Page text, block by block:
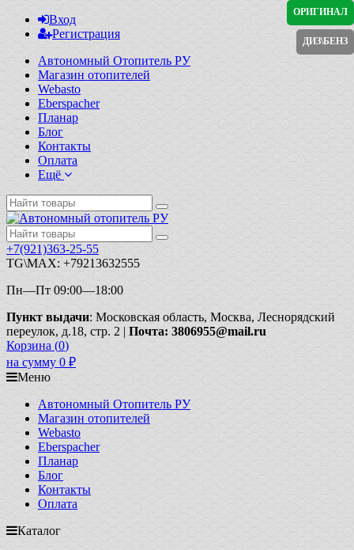
Вход
Регистрация
Автономный Отопитель РУ
Магазин отопителей
Webasto
Eberspacher
Планар
Блог
Контакты
Оплата
Ещё
+7(921)363-25-55
TG\MAX: +79213632555
Пн—Пт 09:00—18:00
Пункт выдачи: Московская область, Москва, Леснорядский
переулок, д.18, стр. 2 | Почта: 3806955@mail.ru
Корзина (0)
на сумму 0 ₽
Меню
Автономный Отопитель РУ
Магазин отопителей
Webasto
Eberspacher
Планар
Блог
Контакты
Оплата
Каталог
ОРИГИНАЛ
ДИЗ\БЕНЗ